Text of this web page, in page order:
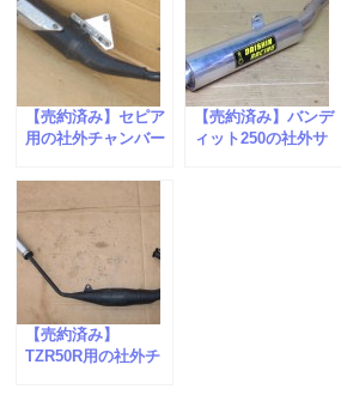
【売約済み】セピア
用の社外チャンバー
【売約済み】バンデ
ィット250の社外サ
【売約済み】
TZR50R用の社外チ